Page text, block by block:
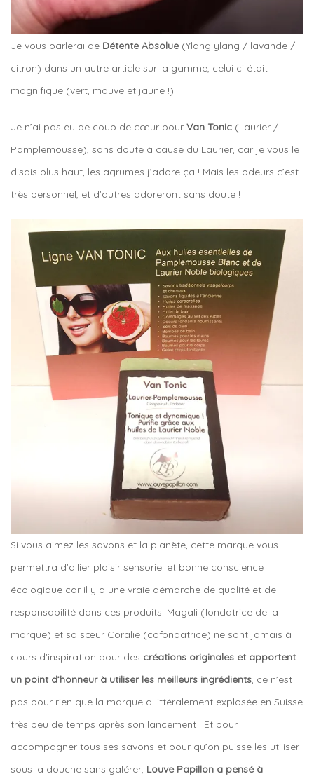
Je vous parlerai de Détente Absolue (Ylang ylang / lavande /
citron) dans un autre article sur la gamme, celui ci était
magnifique (vert, mauve et jaune !).
Je n’ai pas eu de coup de cœur pour Van Tonic (Laurier /
Pamplemousse), sans doute à cause du Laurier, car je vous le
disais plus haut, les agrumes j’adore ça ! Mais les odeurs c’est
très personnel, et d’autres adoreront sans doute !
Si vous aimez les savons et la planète, cette marque vous
permettra d’allier plaisir sensoriel et bonne conscience
écologique car il y a une vraie démarche de qualité et de
responsabilité dans ces produits. Magali (fondatrice de la
marque) et sa sœur Coralie (cofondatrice) ne sont jamais à
cours d’inspiration pour des créations originales et apportent
un point d’honneur à utiliser les meilleurs ingrédients, ce n’est
pas pour rien que la marque a littéralement explosée en Suisse
très peu de temps après son lancement ! Et pour
accompagner tous ses savons et pour qu’on puisse les utiliser
sous la douche sans galérer, Louve Papillon a pensé à